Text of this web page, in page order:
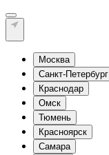
Москва
Санкт-Петербург
Краснодар
Омск
Тюмень
Красноярск
Самара